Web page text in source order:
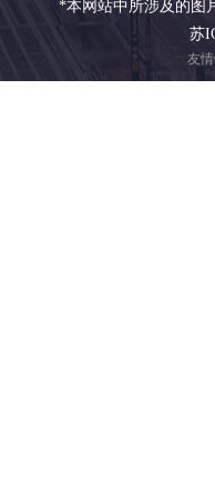
*本网站中所涉及的图
苏
友情